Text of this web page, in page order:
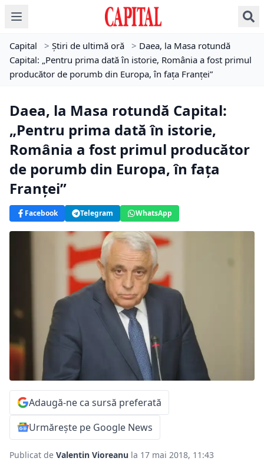
Capital > Știri de ultimă oră > Daea, la Masa rotundă
Capital: „Pentru prima dată în istorie, România a fost primul
producător de porumb din Europa, în fața Franței”
Daea, la Masa rotundă Capital:
„Pentru prima dată în istorie,
România a fost primul producător
de porumb din Europa, în fața
Franței”
Facebook Telegram WhatsApp
Adaugă-ne ca sursă preferată
Urmărește pe Google News
Publicat de Valentin Vioreanu la 17 mai 2018, 11:43